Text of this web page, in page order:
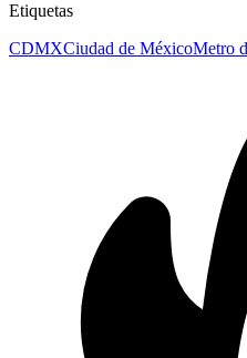
Etiquetas
CDMXCiudad de MéxicoMetro